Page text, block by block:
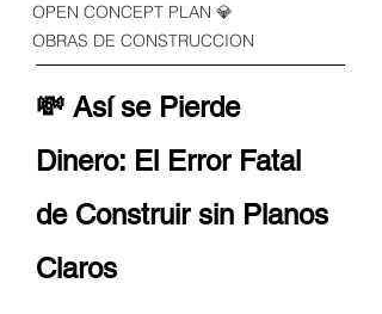
OPEN CONCEPT PLAN 💎
OBRAS DE CONSTRUCCION
💸 Así se Pierde
Dinero: El Error Fatal
de Construir sin Planos
Claros